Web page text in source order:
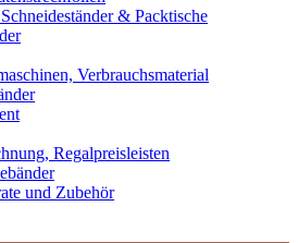
& Packtische
Verbrauchsmaterial
Regalpreisleisten
und Zubehör